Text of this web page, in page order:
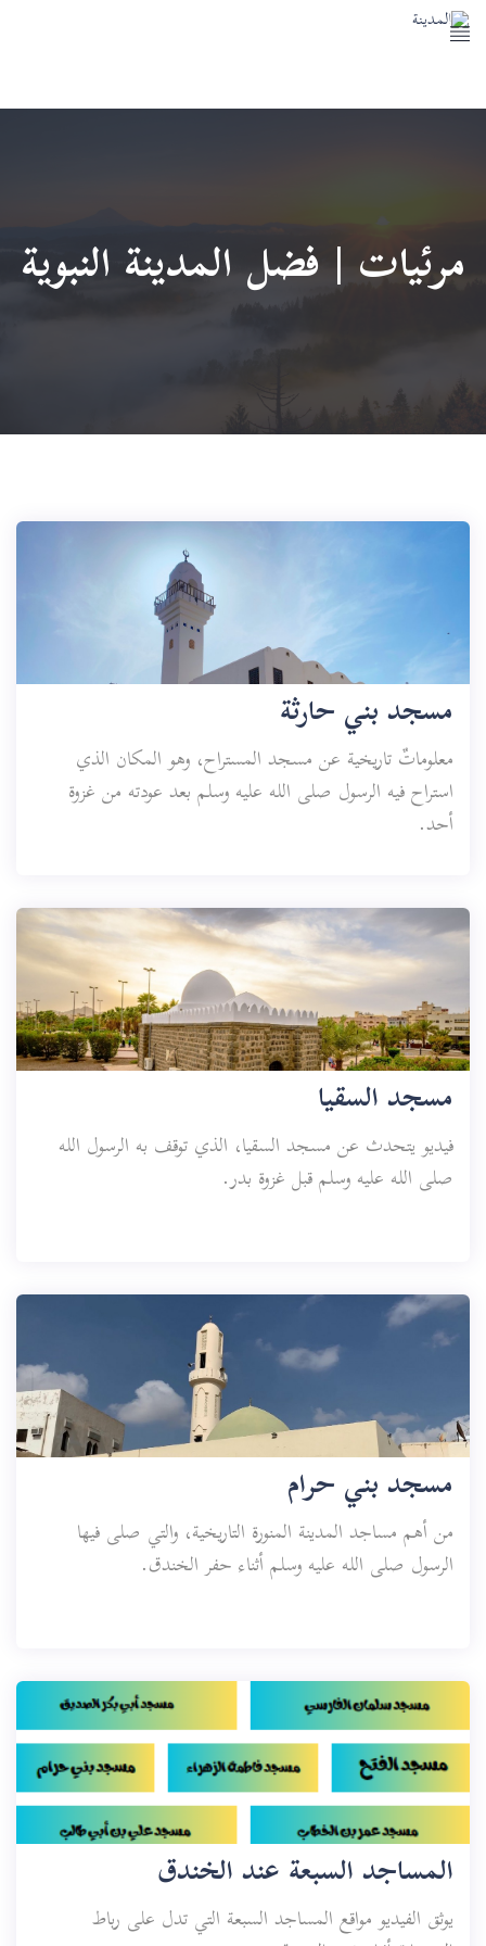
المسجد النبوي
خدمات المدينة النبوية
مرئيات | فضل المدينة النبوية
مسجد بني حارثة
معلوماتٌ تاريخية عن مسجد المستراح، وهو المكان الذي
استراح فيه الرسول صلى الله عليه وسلم بعد عودته من غزوة
أحد.
مسجد السقيا
فيديو يتحدث عن مسجد السقيا، الذي توقف به الرسول الله
صلى الله عليه وسلم قبل غزوة بدر.
مسجد بني حرام
من أهم مساجد المدينة المنورة التاريخية، والتي صلى فيها
الرسول صلى الله عليه وسلم أثناء حفر الخندق.
المساجد السبعة عند الخندق
يوثق الفيديو مواقع المساجد السبعة التي تدل على رباط